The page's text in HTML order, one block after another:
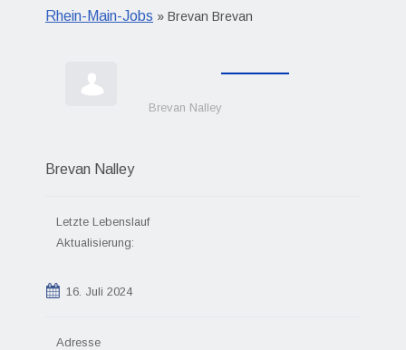
Rhein-Main-Jobs » Brevan Brevan
Brevan Nalley
Brevan Nalley
Letzte Lebenslauf
Aktualisierung:
16. Juli 2024
Adresse